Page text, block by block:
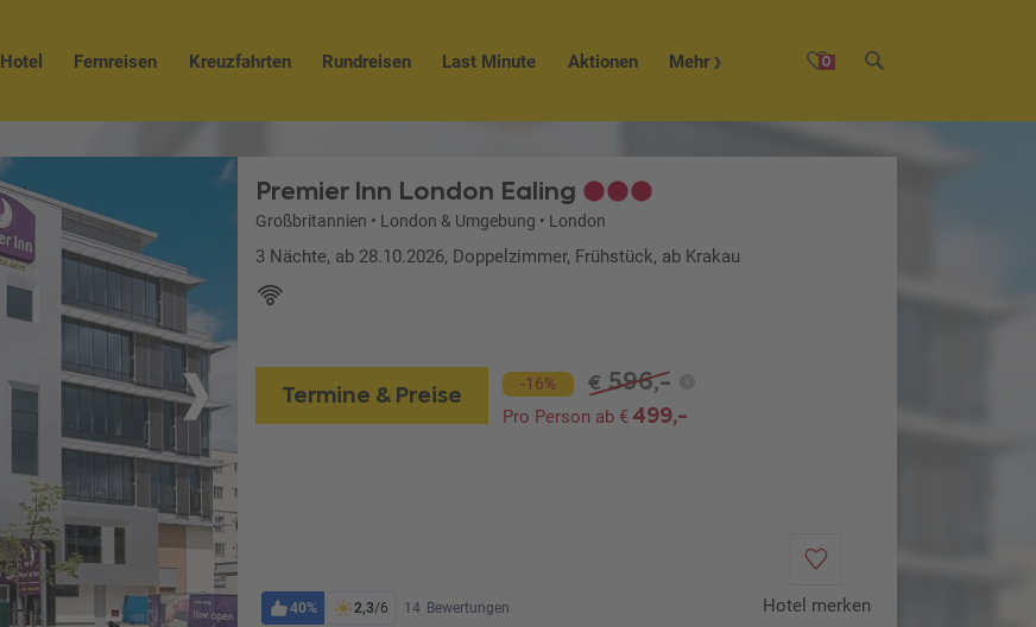
0
Hotel Fernreisen Kreuzfahrten Rundreisen Last Minute Aktionen Mehr
Premier Inn London Ealing
Großbritannien • London & Umgebung • London
3 Nächte, ab 28.10.2026, Doppelzimmer, Frühstück, ab Krakau
Termine & Preise -16% € 596,-
Pro Person ab €499,-
40% 2,3/6 14 Bewertungen Hotel merken